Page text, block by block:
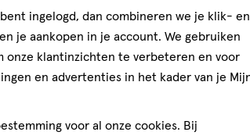
helemaal duidelijk, maar er wordt
treft het maar 1 oor, maar in
duurt meestal 20 minuten tot een
ingelogd, dan combineren we je klik- en
je aankopen in je account. We gebruiken
onze klantinzichten te verbeteren en voor
en advertenties in het kader van je
voor al onze cookies. Bij